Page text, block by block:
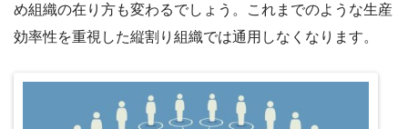
め組織の在り方も変わるでしょう。これまでのような生産
効率性を重視した縦割り組織では通用しなくなります。